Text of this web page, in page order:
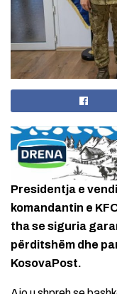
Presidentja e
komandantin e
tha se siguria
përditshëm dhe
KosovaPost.